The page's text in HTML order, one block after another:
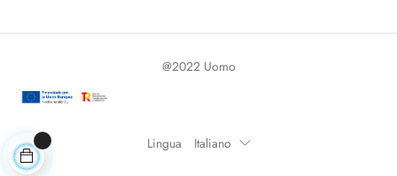
@2022 Uomo
Lingua Italiano